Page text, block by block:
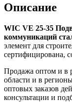
Описание
WIC VE 25-35
коммуникаций
элемент для
сертифицирована,
Продажа оптом и в
области и в
оптовых заказов
консультации и